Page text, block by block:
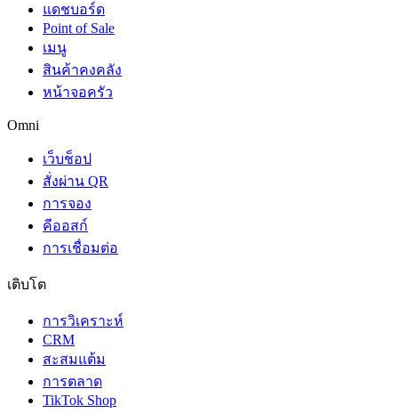
แดชบอร์ด
Point of Sale
เมนู
สินค้าคงคลัง
หน้าจอครัว
Omni
เว็บช็อป
สั่งผ่าน QR
การจอง
คีออสก์
การเชื่อมต่อ
เติบโต
การวิเคราะห์
CRM
สะสมแต้ม
การตลาด
TikTok Shop